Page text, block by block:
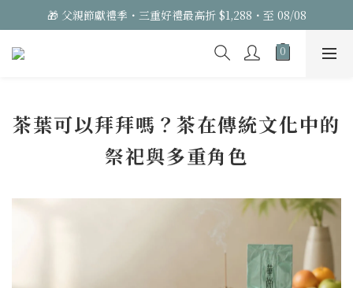
🎁 父親節獻禮季・三重好禮最高折 $1,288・至 08/08
茶葉可以拜拜嗎？茶在傳統文化中的
祭祀與多重角色